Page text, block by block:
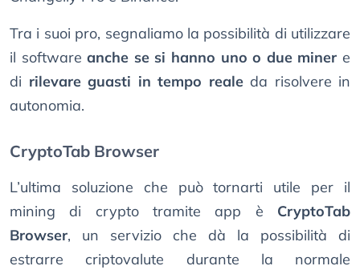
Tra i suoi pro, segnaliamo la possibilità di utilizzare
il softwareanche se si hanno uno o due miner e
di rilevare guasti in tempo realeda risolvere in
autonomia.
CryptoTab Browser
L’ultima soluzione che può tornarti utile per il
mining di crypto tramite app è CryptoTab
Browser, un servizio che dà la possibilità di
estrarre criptovalute durante la normale